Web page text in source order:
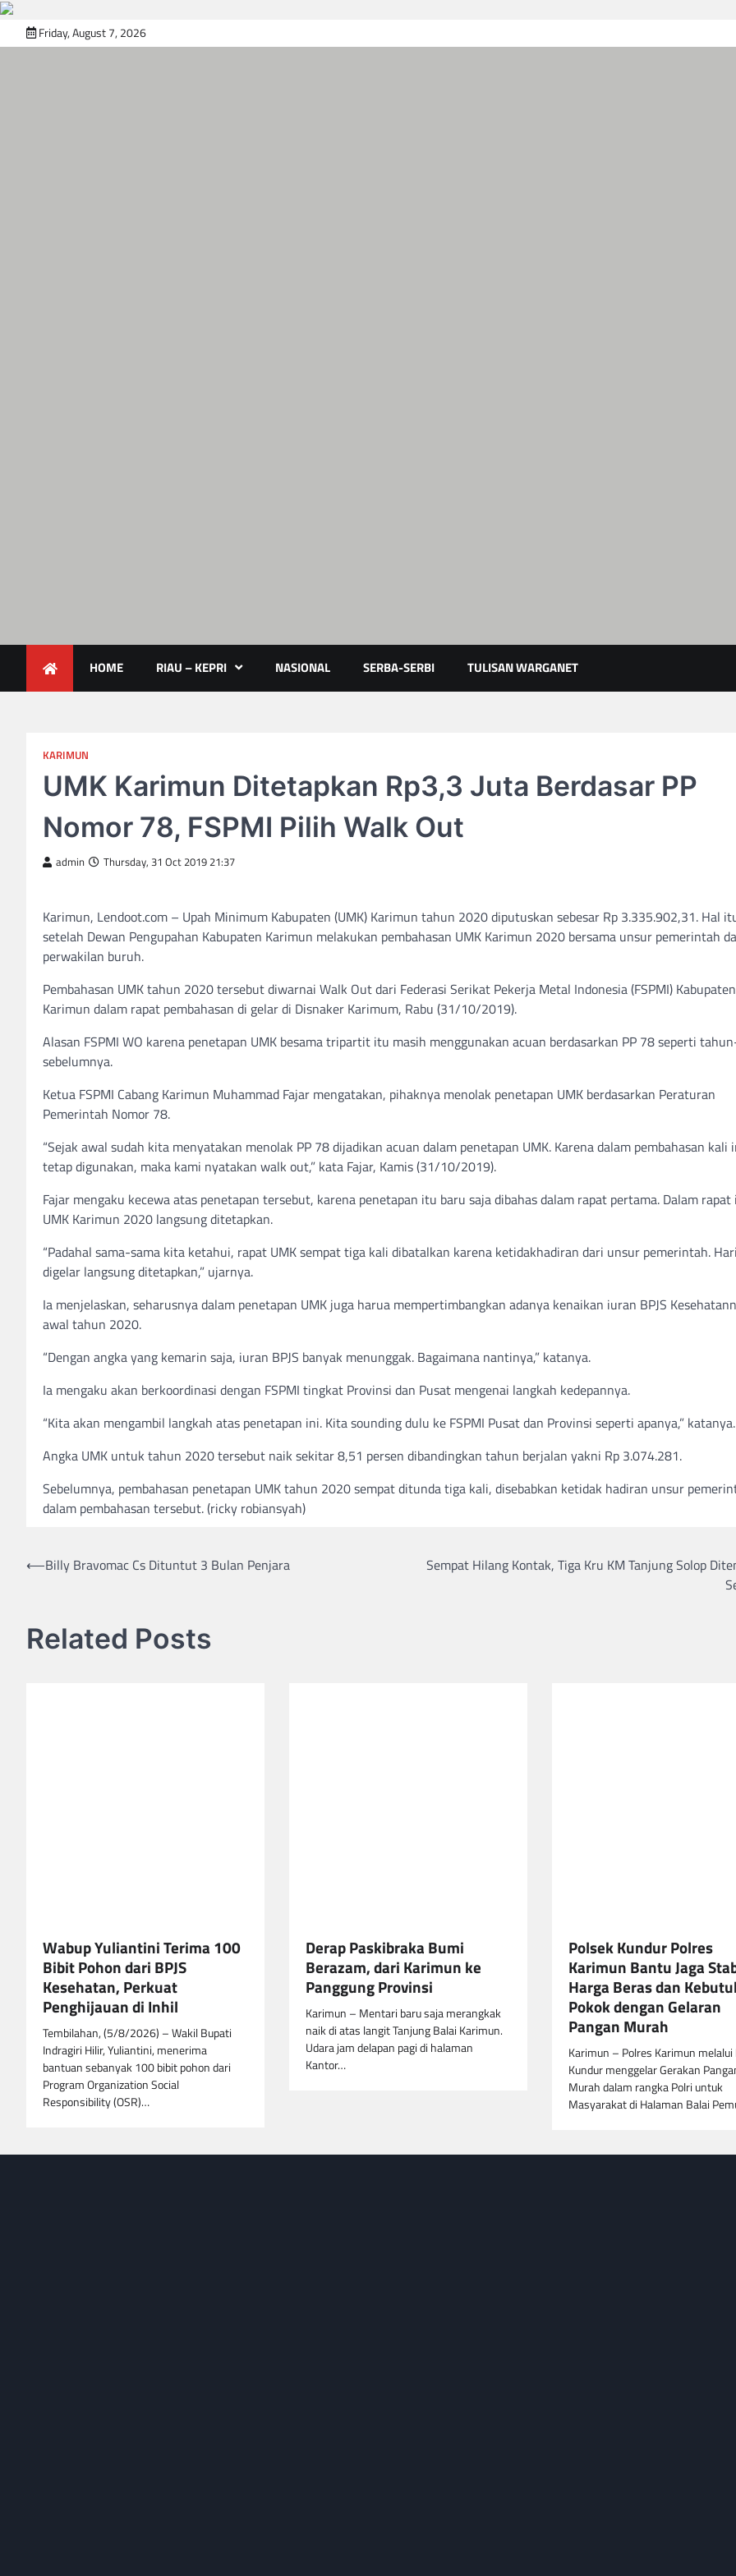
to
Friday, August 7, 2026
HOME RIAU – KEPRI NASIONAL SERBA-SERBI TULISAN WARGANET
KARIMUN
UMK Karimun Ditetapkan Rp3,3 Juta Berdasar PP
Nomor 78, FSPMI Pilih Walk Out
admin Thursday, 31 Oct 2019 21:37
Karimun, Lendoot.com – Upah Minimum Kabupaten (UMK) Karimun tahun 2020 diputuskan sebesar Rp 3.335.902,31. Hal
setelah Dewan Pengupahan Kabupaten Karimun melakukan pembahasan UMK Karimun 2020 bersama unsur pemerintah
perwakilan buruh.
Pembahasan UMK tahun 2020 tersebut diwarnai Walk Out dari Federasi Serikat Pekerja Metal Indonesia (FSPMI) Kabupaten
Karimun dalam rapat pembahasan di gelar di Disnaker Karimum, Rabu (31/10/2019).
Alasan FSPMI WO karena penetapan UMK besama tripartit itu masih menggunakan acuan berdasarkan PP 78 seperti
sebelumnya.
Ketua FSPMI Cabang Karimun Muhammad Fajar mengatakan, pihaknya menolak penetapan UMK berdasarkan Peraturan
Pemerintah Nomor 78.
“Sejak awal sudah kita menyatakan menolak PP 78 dijadikan acuan dalam penetapan UMK. Karena dalam pembahasan kali
tetap digunakan, maka kami nyatakan walk out,” kata Fajar, Kamis (31/10/2019).
Fajar mengaku kecewa atas penetapan tersebut, karena penetapan itu baru saja dibahas dalam rapat pertama. Dalam rapat
UMK Karimun 2020 langsung ditetapkan.
“Padahal sama-sama kita ketahui, rapat UMK sempat tiga kali dibatalkan karena ketidakhadiran dari unsur pemerintah.
digelar langsung ditetapkan,” ujarnya.
Ia menjelaskan, seharusnya dalam penetapan UMK juga harua mempertimbangkan adanya kenaikan iuran BPJS
awal tahun 2020.
“Dengan angka yang kemarin saja, iuran BPJS banyak menunggak. Bagaimana nantinya,” katanya.
Ia mengaku akan berkoordinasi dengan FSPMI tingkat Provinsi dan Pusat mengenai langkah kedepannya.
“Kita akan mengambil langkah atas penetapan ini. Kita sounding dulu ke FSPMI Pusat dan Provinsi seperti apanya,” katanya.
Angka UMK untuk tahun 2020 tersebut naik sekitar 8,51 persen dibandingkan tahun berjalan yakni Rp 3.074.281.
Sebelumnya, pembahasan penetapan UMK tahun 2020 sempat ditunda tiga kali, disebabkan ketidak hadiran unsur
dalam pembahasan tersebut. (ricky robiansyah)
Post
⟵Billy Bravomac Cs Dituntut 3 Bulan Penjara
Sempat Hilang Kontak, Tiga Kru KM Tanjung Solop
Related Posts
Wabup Yuliantini Terima 100
Bibit Pohon dari BPJS
Kesehatan, Perkuat
Penghijauan di Inhil
Tembilahan, (5/8/2026) – Wakil Bupati
Indragiri Hilir, Yuliantini, menerima
bantuan sebanyak 100 bibit pohon dari
Program Organization Social
Responsibility (OSR)…
Derap Paskibraka Bumi
Berazam, dari Karimun ke
Panggung Provinsi
Karimun – Mentari baru saja merangkak
naik di atas langit Tanjung Balai Karimun.
Udara jam delapan pagi di halaman
Kantor…
Polsek Kundur Polres
Karimun Bantu Jaga
Harga Beras dan
Pokok dengan Gelaran
Pangan Murah
Karimun – Polres Karimun melalui
Kundur menggelar Gerakan
Murah dalam rangka Polri untuk
Masyarakat di Halaman Balai